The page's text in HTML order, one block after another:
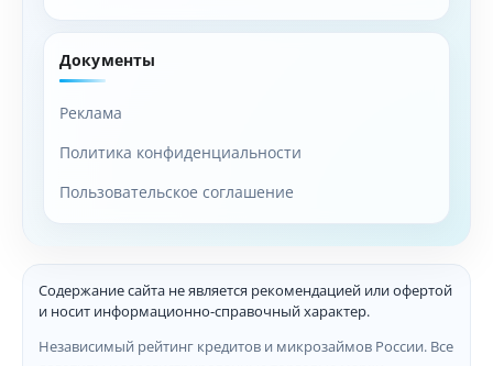
Документы
Реклама
Политика конфиденциальности
Пользовательское соглашение
Содержание сайта не является рекомендацией или офертой
и носит информационно-справочный характер.
Независимый рейтинг кредитов и микрозаймов России. Все